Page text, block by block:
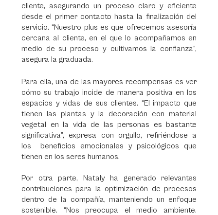
cliente, asegurando un proceso claro y eficiente
desde el primer contacto hasta la finalización del
servicio. “Nuestro plus es que ofrecemos asesoría
cercana al cliente, en el que lo acompañamos en
medio de su proceso y cultivamos la confianza”,
asegura la graduada.
Para ella, una de las mayores recompensas es ver
cómo su trabajo incide de manera positiva en los
espacios y vidas de sus clientes. “El impacto que
tienen las plantas y la decoración con material
vegetal en la vida de las personas es bastante
significativa”, expresa con orgullo, refiriéndose a
los beneficios emocionales y psicológicos que
tienen en los seres humanos.
Por otra parte, Nataly ha generado relevantes
contribuciones para la optimización de procesos
dentro de la compañía, manteniendo un enfoque
sostenible. “Nos preocupa el medio ambiente.